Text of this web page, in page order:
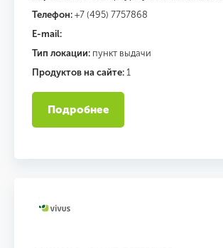
Телефон: +7 (495) 7757868
E-mail:
Тип локации: пункт выдачи
Продуктов на сайте: 1
Подробнее